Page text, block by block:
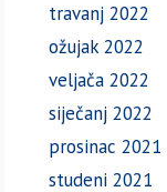
travanj 2022
ožujak 2022
veljača 2022
siječanj 2022
prosinac 2021
studeni 2021